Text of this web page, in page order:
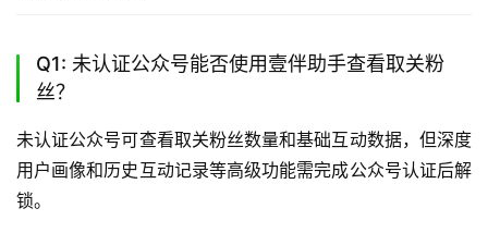
Q1: 未认证公众号能否使用壹伴助手查看取关粉
丝？
未认证公众号可查看取关粉丝数量和基础互动数据，但深度
用户画像和历史互动记录等高级功能需完成公众号认证后解
锁。